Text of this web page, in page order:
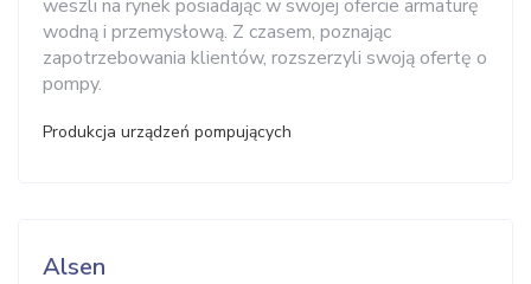
weszli na rynek posiadając w swojej ofercie armaturę
wodną i przemysłową. Z czasem, poznając
zapotrzebowania klientów, rozszerzyli swoją ofertę o
pompy.
Produkcja urządzeń pompujących
Alsen